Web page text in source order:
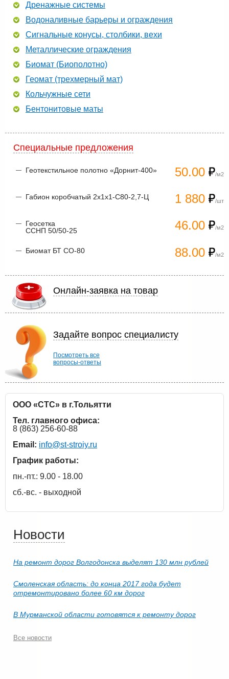
Дренажные системы
Водоналивные барьеры и ограждения
Сигнальные конусы, столбики, вехи
Металлические ограждения
Биомат (Биополотно)
Геомат (трехмерный мат)
Кольчужные сети
Бентонитовые маты
Специальные предложения
50.00 /м2
Геотекстильное полотно «Дорнит-400»
1 880 /шт
Габион коробчатый 2х1х1-С80-2,7-Ц
46.00 /м2
Геосетка
ССНП 50/50-25
88.00 /м2
Биомат БТ СО-80
Онлайн-заявка на товар
Задайте вопрос специалисту
Посмотреть все
вопросы-ответы
ООО «СТС» в г.Тольятти
Тел. главного офиса:
8 (863) 256-60-88
Email: info@st-stroiy.ru
График работы:
пн.-пт.: 9.00 - 18.00
сб.-вс. - выходной
Новости
На ремонт дорог Волгодонска выделят 130 млн рублей
Смоленская область: до конца 2017 года будет
отремонтировано более 60 км дорог
В Мурманской области готовятся к ремонту дорог
Все новости